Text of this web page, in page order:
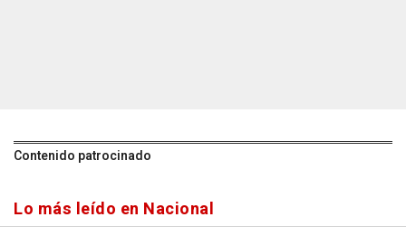
Contenido patrocinado
Lo más leído en Nacional